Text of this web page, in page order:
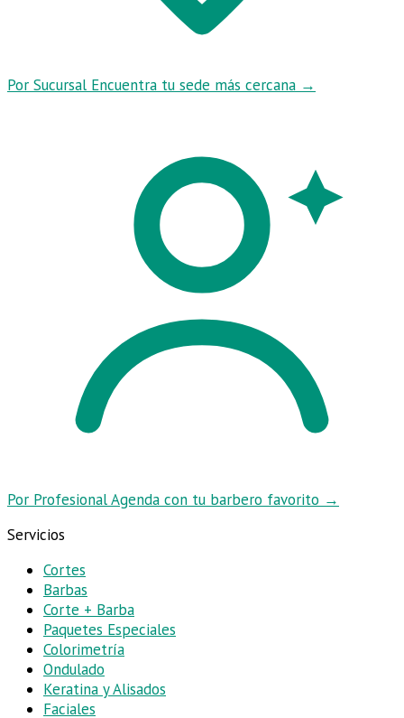
Por Sucursal Encuentra tu sede más cercana →
Por ProfesionalAgenda con tu barbero favorito →
Servicios
Cortes
Barbas
Corte + Barba
Paquetes Especiales
Colorimetría
Ondulado
Keratina y Alisados
Faciales